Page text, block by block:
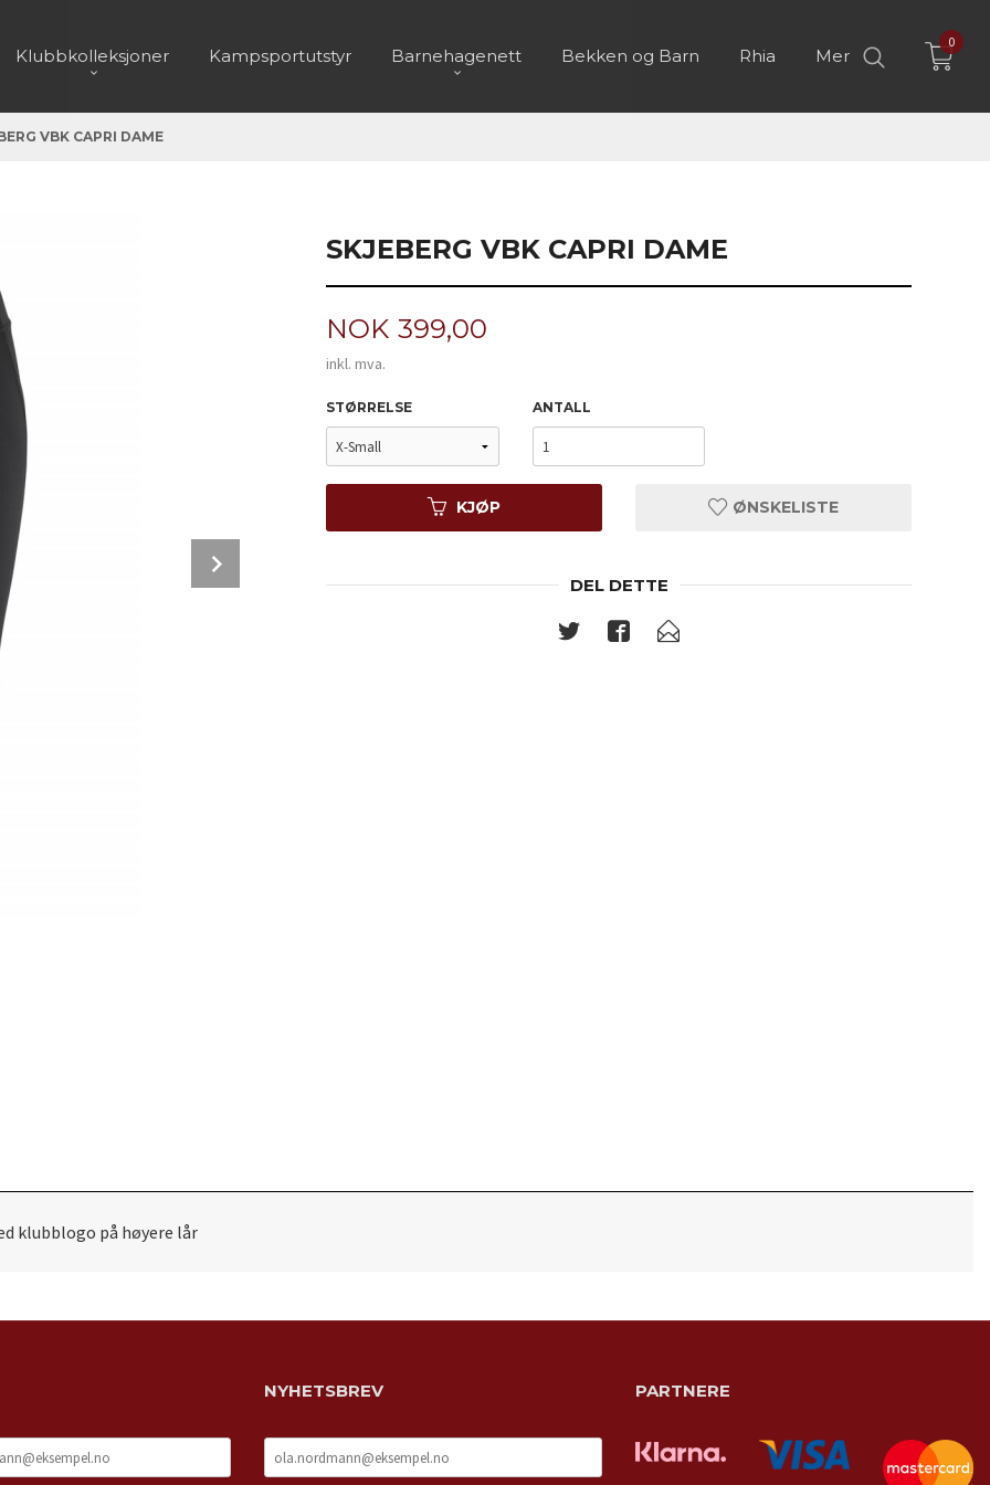
Klubbkolleksjoner Kampsportutstyr Barnehagenett Bekken og Barn Rhia Mer
0
VBK CAPRI DAME
SKJEBERG VBK CAPRI DAME
Pris
NOK 399,00
inkl. mva.
STØRRELSE ANTALL
KJØP ØNSKELISTE
DEL DETTE
klubblogo på høyere lår
NYHETSBREV PARTNERE